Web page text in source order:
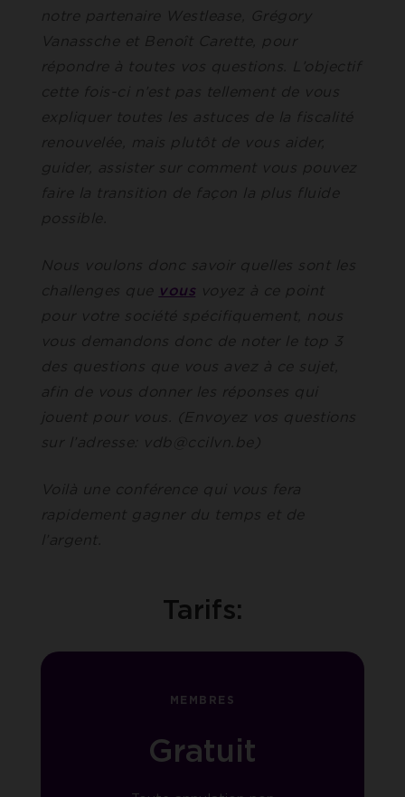
notre partenaire Westlease, Grégory
Vanassche et Benoît Carette, pour
répondre à toutes vos questions. L’objectif
cette fois-ci n’est pas tellement de vous
expliquer toutes les astuces de la fiscalité
renouvelée, mais plutôt de vous aider,
guider, assister sur comment vous pouvez
faire la transition de façon la plus fluide
possible.
Nous voulons donc savoir quelles sont les
challenges que
vousvoyez à ce point
pour votre société spécifiquement, nous
vous demandons donc de noter le top 3
des questions que vous avez à ce sujet,
afin de vous donner les réponses qui
jouent pour vous. (Envoyez vos questions
sur l’adresse: vdb@ccilvn.be)
Voilà une conférence qui vous fera
rapidement gagner du temps et de
l’argent.
Tarifs:
MEMBRES
Gratuit